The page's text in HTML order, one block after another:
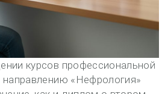
курсов профессиональной
направлению «Нефрология»